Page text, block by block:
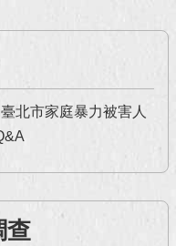
臺北市家庭暴力被害人
查